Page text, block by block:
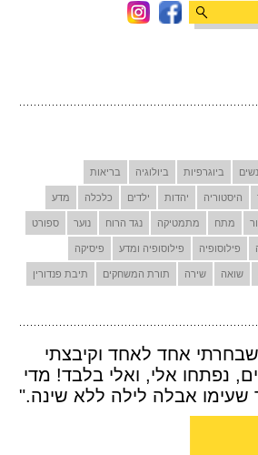
ביוגרפיות ביולוגיה בריאות
היסטוריה יהדות ילדים כלכלה מדע
מתח מתמטיקה נגד הרוח נוער ספורט
פילוסופיה פילוסופיה ומדע פיסיקה
שואה שירה תורת המשחקים תיבת פנדורין
אחד לאחד וקיבצתי
נפתחו אלי, ואלי בלבד! מדי
אבלה לילה ללא שינה."